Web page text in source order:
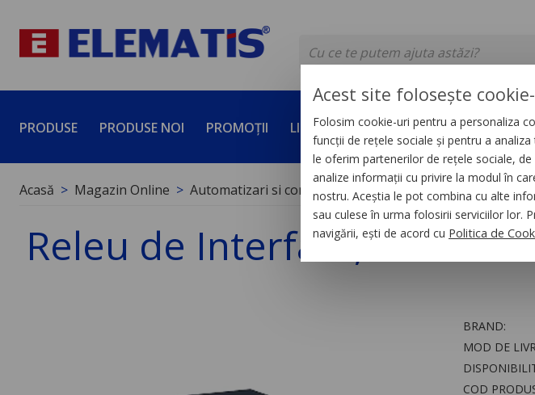
PRODUSE PRODUSE NOI PROMOȚII LICHIDĂRI DE STOC SERVICII
Acasă Magazin Online Automatizari si control industrial Relee
Releu de Interfata, Zelio
BRAND:
MOD DE
COD
Acest site folosește
Folosim cookie-uri pentru a personaliza
funcții de rețele sociale și pentru a
le oferim partenerilor de rețele sociale, de
analize informații cu privire la modul în
nostru. Aceștia le pot combina cu alte
sau culese în urma folosirii serviciilor lor.
navigării, ești de acord cu Politica de